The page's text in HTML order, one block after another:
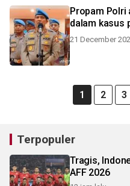
Propam Polri
dalam kasus
21 December
1 2 3
Terpopuler
Tragis,
AFF 2026